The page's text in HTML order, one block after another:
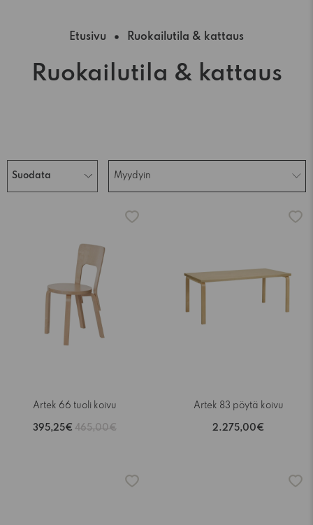
Etusivu Ruokailutila & kattaus
Ruokailutila & kattaus
Suodata Myydyin
Artek 66 tuoli koivu
395,25€ 465,00€
Artek 83 pöytä koivu
2.275,00€